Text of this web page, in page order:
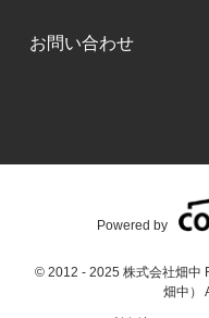
お問い合わせ
© 2012 - 2025 株式会社畑中
畑中）
Powered by